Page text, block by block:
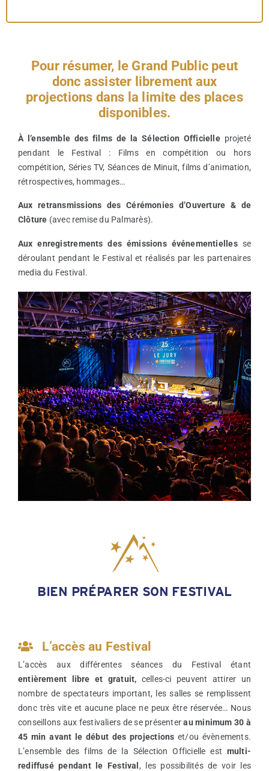
Pour résumer, le Grand Public peut
donc assister librement aux
projections dans la limite des places
disponibles.
À l’ensemble des films de la Sélection Officielleprojeté
pendant le Festival : Films en compétition ou hors
compétition, Séries TV, Séances de Minuit, films d’animation,
rétrospectives, hommages…
Aux retransmissions des Cérémonies d’Ouverture & de
Clôture (avec remise du Palmarès).
Aux enregistrements des émissions événementiellesse
déroulant pendant le Festival et réalisés par les partenaires
media du Festival.
BIEN PRÉPARER SON FESTIVAL
L’accès au Festival
L’accès aux différentes séances du Festival étant
entièrement libre et gratuit, celles-ci peuvent attirer un
nombre de spectateurs important, les salles se remplissent
donc très vite et aucune place ne peux être réservée… Nous
conseillons aux festivaliers de se présenterau minimum 30 à
45 min avant le début des projections et/ou évènements.
L’ensemble des films de la Sélection Officielle est multi-
rediffusé pendant le Festival , les possibilités de voir les